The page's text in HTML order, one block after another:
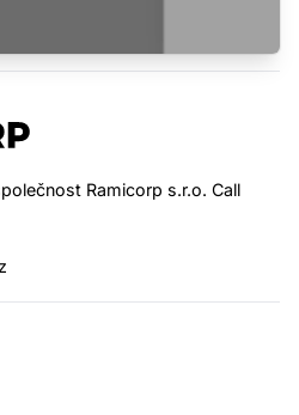
Ramicorp s.r.o. Call